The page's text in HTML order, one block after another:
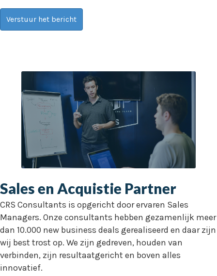
Sales en Acquistie Partner
CRS Consultants is opgericht door ervaren Sales
Managers. Onze consultants hebben gezamenlijk meer
dan 10.000 new business deals gerealiseerd en daar zijn
wij best trost op. We zijn gedreven, houden van
verbinden, zijn resultaatgericht en boven alles
innovatief.